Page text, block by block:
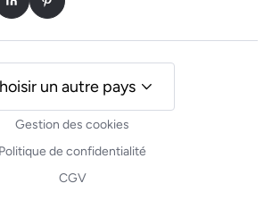
LinkedInPinterest
Gestion des cookies
Politique de confidentialité
CGV
un autre pays